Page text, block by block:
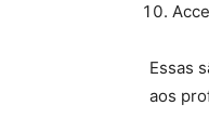
Essas
aos